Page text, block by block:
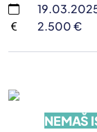
2.500 €
NEMAŠ